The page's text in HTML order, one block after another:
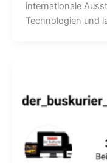
internationale
Technologien und